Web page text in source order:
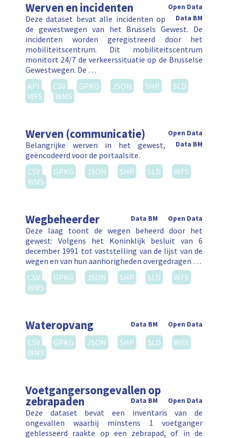
Werven en incidenten
Open Data
Data BM
Deze dataset bevat alle incidenten op
de gewestwegen van het Brussels Gewest. De
incidenten worden geregistreerd door het
mobiliteitscentrum. Dit mobiliteitscentrum
monitort 24/7 de verkeerssituatie op de Brusselse
Gewestwegen. De …
API
CSV GPKG JSON SHP
SLD
WFS
WMS
Werven (communicatie)
Open Data
Data BM
Belangrijke werven in het gewest,
geëncodeerd voor de portaalsite.
CSV
GPKG JSON SHP SLD
WFS
WMS
Wegbeheerder Open Data
Data BM
Deze laag toont de wegen beheerd door het
gewest: Volgens het Koninklijk besluit van 6
december 1991 tot vaststelling van de lijst van de
wegen en van hun aanhorigheden overgedragen …
CSV
GPKG JSON SHP SLD
WFS
WMS
Wateropvang Open Data
Data BM
CSV GPKG JSON SHP SLD
WFS
WMS
Voetgangersongevallen op
zebrapaden Open Data
Data BM
Deze dataset bevat een inventaris van de
ongevallen waarbij minstens 1 voetganger
geblesseerd raakte op een zebrapad, of in de